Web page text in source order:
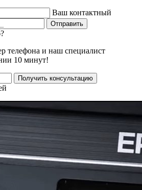
Ваш контактный
Отправить
телефона и наш специалист
10 минут!
Получить консультацию